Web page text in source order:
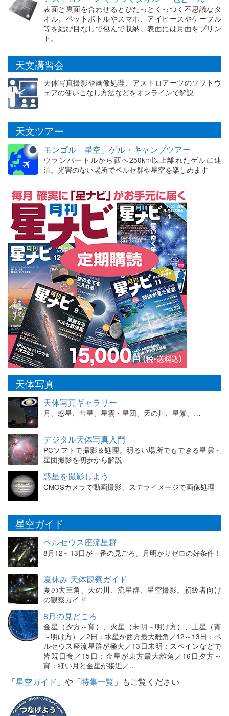
表面と裏面を合わせるとぴたっとくっつく不思議なタ
オル。ペットボトルやスマホ、アイピースやケーブル
等を結び目なしで包んで収納。表面には月面をプリン
ト。
天文講習会
天体写真撮影や画像処理、アストロアーツのソフトウ
ェアの使いこなし方法などをオンラインで解説
天文ツアー
モンゴル「星空」ゲル・キャンプツアー
ウランバートルから西へ250km以上離れたゲルに連
泊。光害のない場所でペルセ群や星空を楽しめます
天体写真
天体写真ギャラリー
月、惑星、彗星、星雲・星団、天の川、星景、…
デジタル天体写真入門
PCソフトで撮影＆処理。明るい場所でもできる星雲・
星団撮影を初歩から解説
惑星を撮影しよう
CMOSカメラで動画撮影、ステライメージで画像処理
星空ガイド
ペルセウス座流星群
8月12～13日が一番の見ごろ。月明かりゼロの好条件！
夏休み 天体観察ガイド
夏の大三角、天の川、流星群、星空撮影。初級者向け
の観察ガイド
8月の見どころ
金星（夕方～宵）、火星（未明～明け方）、土星（宵
～明け方）／2日：水星が西方最大離角／12～13日：ペ
ルセウス座流星群が極大／13日未明：スペインなどで
皆既日食／15日：金星が東方最大離角／16日夕方～
宵：細い月と金星が接近／…
「星空ガイド 」や「特集一覧 」もご覧ください